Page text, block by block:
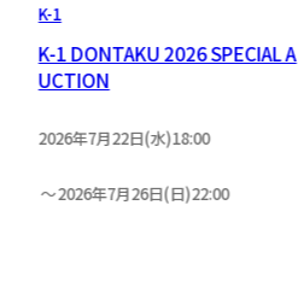
K-1
K-1 DONTAKU 2026 SPECIAL A
UCTION
2026年7月22日(水)18:00
2026年7月26日(日)22:00